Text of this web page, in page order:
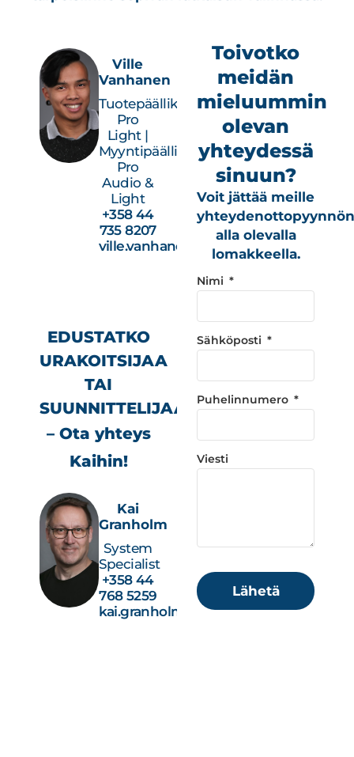
Ville
Vanhanen
Tuotepäällikkö,
Pro
Light |
Myyntipäällikkö,
Pro
Audio &
Light
+358 44
735 8207
ville.vanhanen@studiotec.fi
EDUSTATKO
URAKOITSIJAA
TAI
SUUNNITTELIJAA?
– Ota yhteys
Kaihin!
Kai
Granholm
System
Specialist
+358 44
768 5259
kai.granholm@studiotec.fi
Toivotko
meidän
mieluummin
olevan
yhteydessä
sinuun?
Voit jättää meille
yhteydenottopyynnön
alla olevalla
lomakkeella.
Nimi
Sähköposti
Puhelinnumero
Viesti
Lähetä